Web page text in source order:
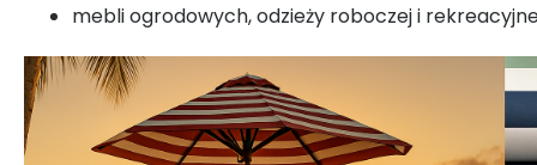
mebli ogrodowych, odzieży roboczej i